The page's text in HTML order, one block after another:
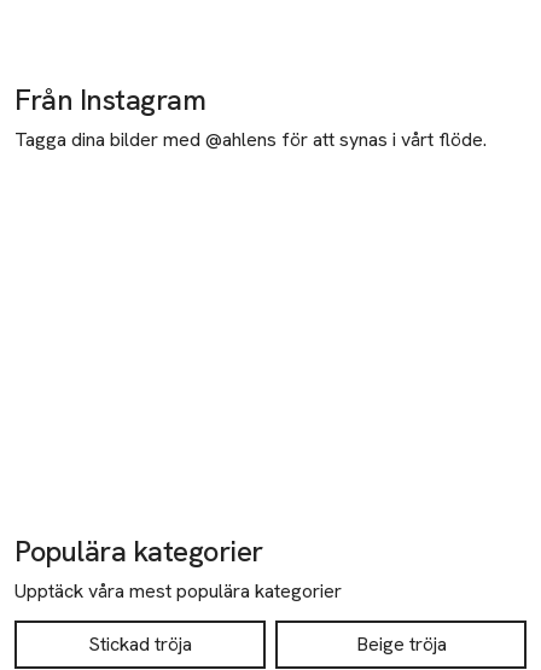
Från Instagram
Tagga dina bilder med @ahlens för att synas i vårt flöde.
Populära kategorier
Upptäck våra mest populära kategorier
Stickad tröja Beige tröja